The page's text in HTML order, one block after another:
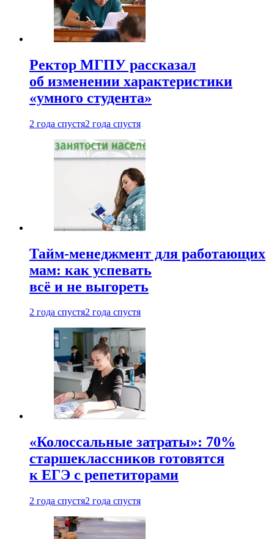
Ректор МГПУ рассказал
об изменении характеристики
«умного студента»
2 года спустя2 года спустя
Тайм-менеджмент для работающих
мам: как успевать
всё и не выгореть
2 года спустя2 года спустя
«Колоссальные затраты»: 70%
старшеклассников готовятся
к ЕГЭ с репетиторами
2 года спустя2 года спустя